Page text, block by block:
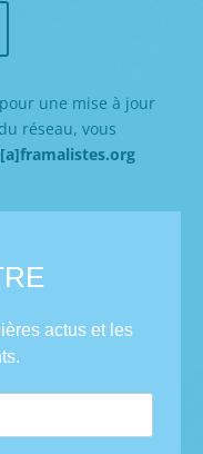
une mise à jour
réseau, vous